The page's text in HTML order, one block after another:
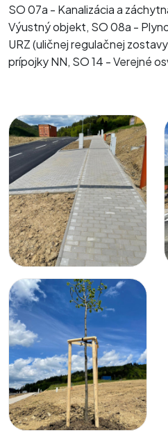
SO 07a - Kanalizácia a
Výustný objekt, SO 08a -
URZ (uličnej regulačnej
prípojky NN, SO 14 - Verejné